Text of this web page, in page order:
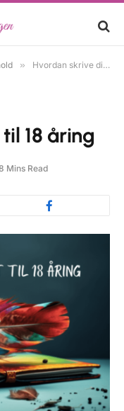
» Hvordan skrive dikt til 18 åring
18 åring
Mins Read